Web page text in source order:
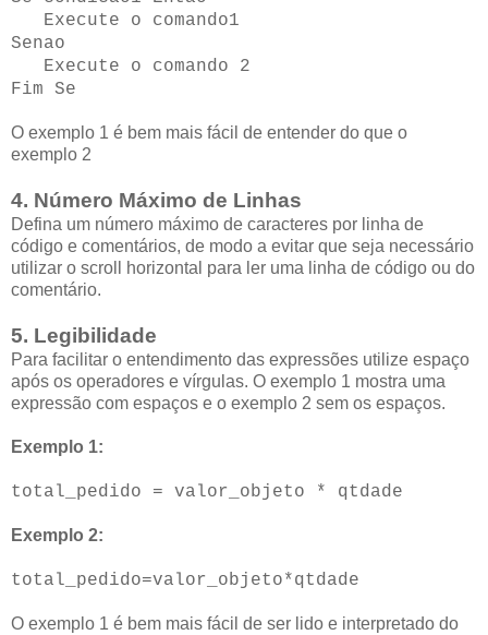
Execute o comando1
Senao
Execute o comando 2
Fim Se
O exemplo 1 é bem mais fácil de entender do que o
exemplo 2
4. Número Máximo de Linhas
Defina um número máximo de caracteres por linha de
código e comentários, de modo a evitar que seja necessário
utilizar o scroll horizontal para ler uma linha de código ou do
comentário.
5. Legibilidade
Para facilitar o entendimento das expressões utilize espaço
após os operadores e vírgulas. O exemplo 1 mostra uma
expressão com espaços e o exemplo 2 sem os espaços.
Exemplo 1:
total_pedido = valor_objeto * qtdade
Exemplo 2:
total_pedido=valor_objeto*qtdade
O exemplo 1 é bem mais fácil de ser lido e interpretado do